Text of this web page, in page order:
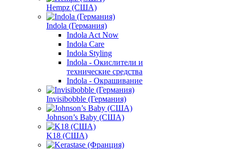
Hempz (США)
Indola (Германия)
Indola Act Now
Indola Care
Indola Styling
Indola - Окислители и
технические средства
Indola - Окрашивание
Invisibobble (Германия)
Johnson’s Baby (США)
K18 (США)